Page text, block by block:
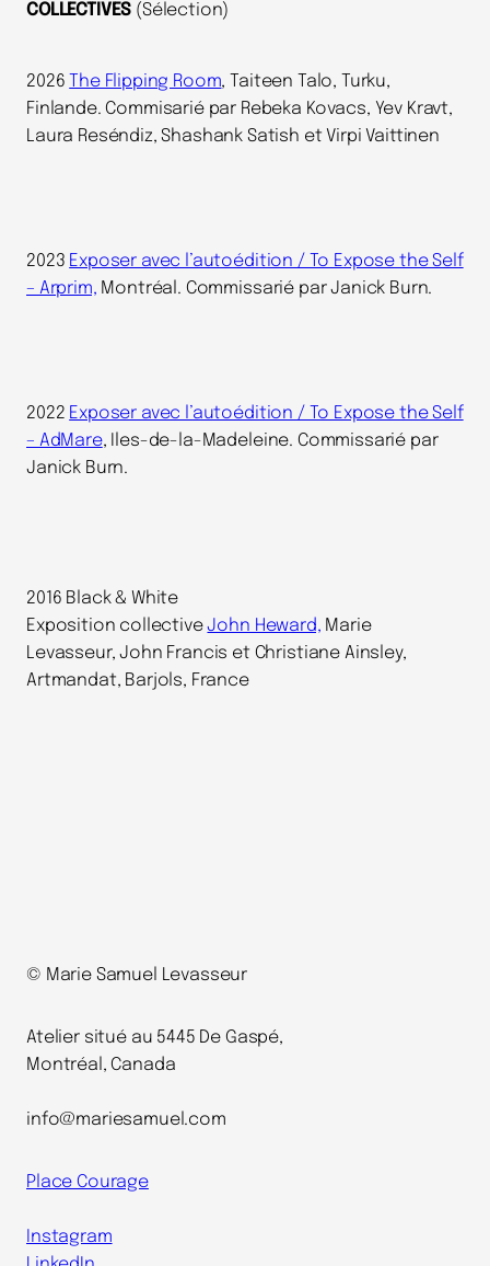
COLLECTIVES (Sélection)
2026 The Flipping Room, Taiteen Talo, Turku,
Finlande. Commisarié par Rebeka Kovacs, Yev Kravt,
Laura Reséndiz, Shashank Satish et Virpi Vaittinen
2023 Exposer avec l’autoédition / To Expose the Self
– Arprim, Montréal. Commissarié par Janick Burn.
2022 Exposer avec l’autoédition / To Expose the Self
– AdMare, Iles-de-la-Madeleine. Commissarié par
Janick Burn.
2016 Black & White
Exposition collectiveJohn Heward, Marie
Levasseur, John Francis et Christiane Ainsley,
Artmandat, Barjols, France
© Marie Samuel Levasseur
Atelier situé au 5445 De Gaspé,
Montréal, Canada
info@mariesamuel.com
Place Courage
Instagram